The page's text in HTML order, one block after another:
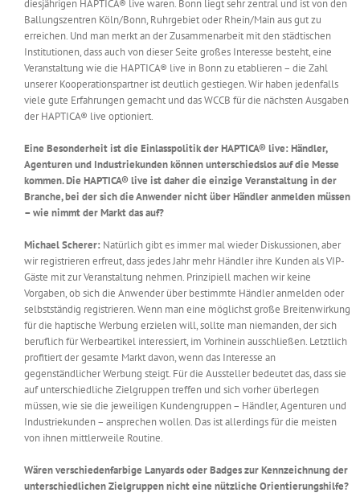
diesjährigen HAPTICA® live waren. Bonn liegt sehr zentral und ist von den
Ballungszentren Köln/Bonn, Ruhrgebiet oder Rhein/Main aus gut zu
erreichen. Und man merkt an der Zusammenarbeit mit den städtischen
Institutionen, dass auch von dieser Seite großes Interesse besteht, eine
Veranstaltung wie die HAPTICA® live in Bonn zu etablieren – die Zahl
unserer Kooperationspartner ist deutlich gestiegen. Wir haben jedenfalls
viele gute Erfahrungen gemacht und das WCCB für die nächsten Ausgaben
der HAPTICA® live optioniert.
Eine Besonderheit ist die Einlasspolitik der HAPTICA® live: Händler,
Agenturen und Industriekunden können unterschiedslos auf die Messe
kommen. Die HAPTICA® live ist daher die einzige Veranstaltung in der
Branche, bei der sich die Anwender nicht über Händler anmelden müssen
– wie nimmt der Markt das auf?
Michael Scherer: Natürlich gibt es immer mal wieder Diskussionen, aber
wir registrieren erfreut, dass jedes Jahr mehr Händler ihre Kunden als VIP-
Gäste mit zur Veranstaltung nehmen. Prinzipiell machen wir keine
Vorgaben, ob sich die Anwender über bestimmte Händler anmelden oder
selbstständig registrieren. Wenn man eine möglichst große Breitenwirkung
für die haptische Werbung erzielen will, sollte man niemanden, der sich
beruflich für Werbeartikel interessiert, im Vorhinein ausschließen. Letztlich
profitiert der gesamte Markt davon, wenn das Interesse an
gegenständlicher Werbung steigt. Für die Aussteller bedeutet das, dass sie
auf unterschiedliche Zielgruppen treffen und sich vorher überlegen
müssen, wie sie die jeweiligen Kundengruppen – Händler, Agenturen und
Industriekunden – ansprechen wollen. Das ist allerdings für die meisten
von ihnen mittlerweile Routine.
Wären verschiedenfarbige Lanyards oder Badges zur Kennzeichnung der
unterschiedlichen Zielgruppen nicht eine nützliche Orientierungshilfe?